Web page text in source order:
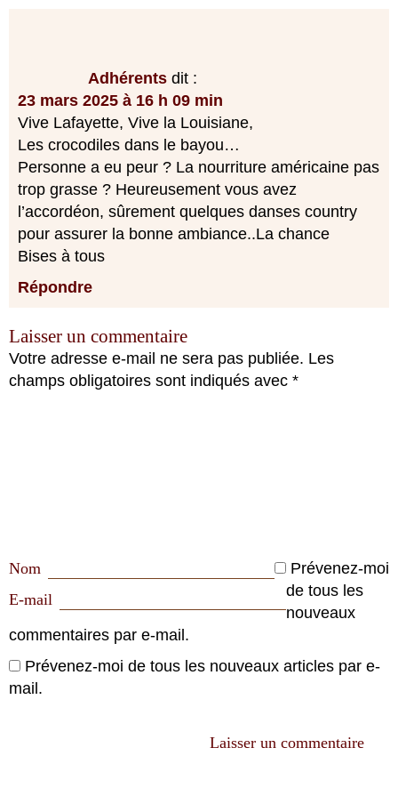
Adhérents dit :
23 mars 2025 à 16 h 09 min
Vive Lafayette, Vive la Louisiane,
Les crocodiles dans le bayou…
Personne a eu peur ? La nourriture américaine pas
trop grasse ? Heureusement vous avez
l’accordéon, sûrement quelques danses country
pour assurer la bonne ambiance..La chance
Bises à tous
Répondre
Laisser un commentaire
Votre adresse e-mail ne sera pas publiée. Les
champs obligatoires sont indiqués avec *
Nom
E-mail
Prévenez-moi
de tous les
nouveaux
commentaires par e-mail.
Prévenez-moi de tous les nouveaux articles par e-
mail.